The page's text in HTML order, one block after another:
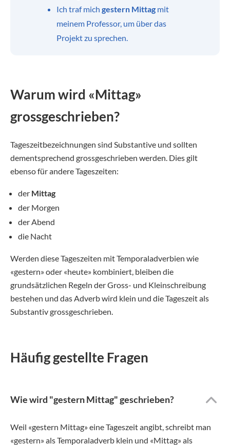
Ich traf mich gestern Mittag mit
meinem Professor, um über das
Projekt zu sprechen.
Warum wird «Mittag»
grossgeschrieben?
Tageszeitbezeichnungen sind Substantive und sollten
dementsprechend grossgeschrieben werden. Dies gilt
ebenso für andere Tageszeiten:
der Mittag
der Morgen
der Abend
die Nacht
Werden diese Tageszeiten mit Temporaladverbien wie
«gestern» oder «heute» kombiniert, bleiben die
grundsätzlichen Regeln der Gross- und Kleinschreibung
bestehen und das Adverb wird klein und die Tageszeit als
Substantiv grossgeschrieben.
Häufig gestellte Fragen
Wie wird "gestern Mittag" geschrieben?
Weil «gestern Mittag» eine Tageszeit angibt, schreibt man
«gestern» als Temporaladverb klein und «Mittag» als